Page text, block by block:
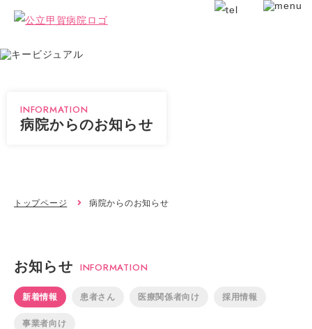
INFORMATION
病院からのお知らせ
トップページ 病院からのお知らせ
お知らせ INFORMATION
新着情報 患者さん 医療関係者向け 採用情報
事業者向け